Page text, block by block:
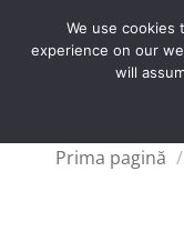
LUCRATOARE
Prima pagină /
We use
experience on our
will